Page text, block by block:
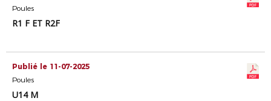
Poules
R1 F ET R2F
Publié le 11-07-2025
Poules
U14 M